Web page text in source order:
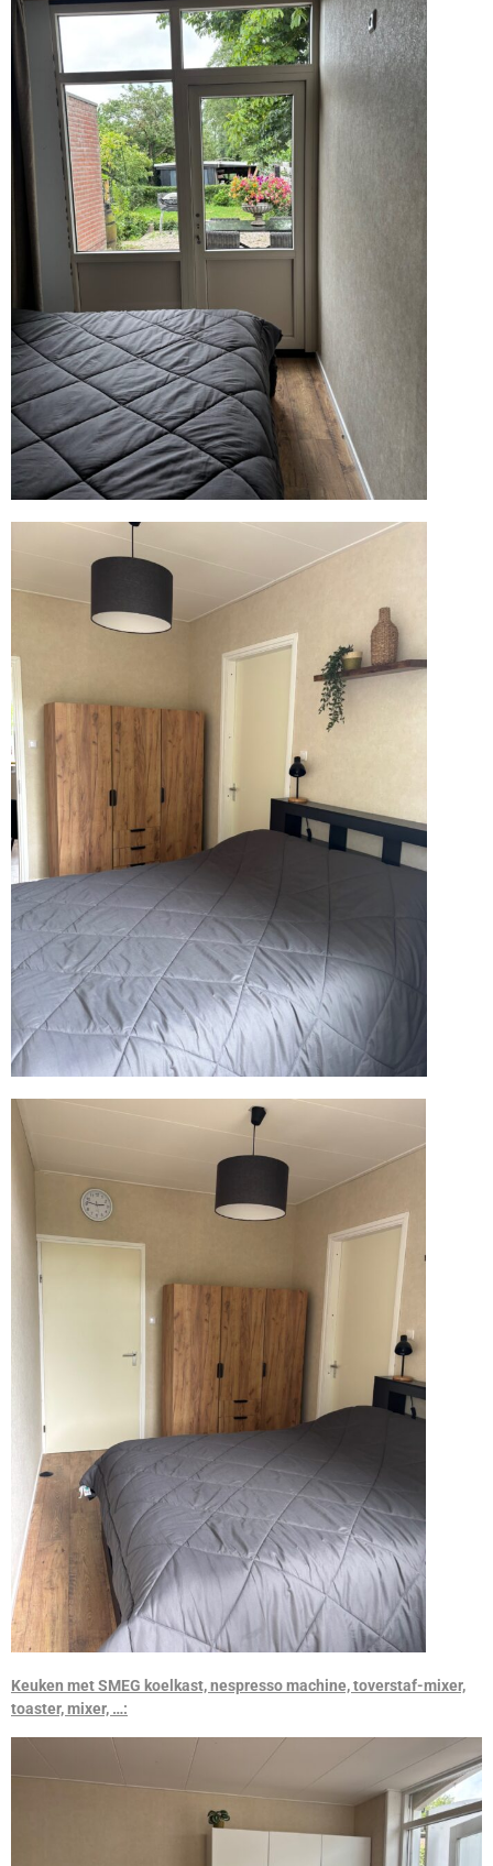
Keuken met SMEG koelkast, nespresso machine, toverstaf-mixer,
toaster, mixer, …: